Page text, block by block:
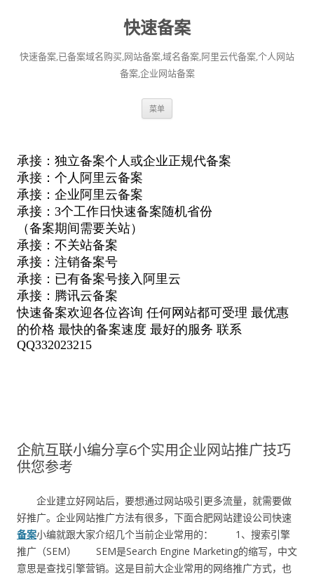
快速备案
快速备案,已备案域名购买,网站备案,域名备案,阿里云代备案,个人网站
备案,企业网站备案
菜单
企航互联小编分享6个实用企业网站推广技巧
供您参考
企业建立好网站后，要想通过网站吸引更多流量，就需要做
好推广。企业网站推广方法有很多，下面合肥网站建设公司快速
备案小编就跟大家介绍几个当前企业常用的： 1、搜索引擎
推广（SEM） SEM是Search Engine Marketing的缩写，中文
意思是查找引擎营销。这是目前大企业常用的网络推广方式，也